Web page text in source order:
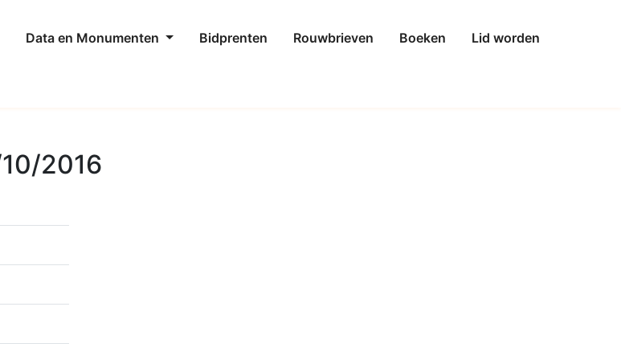
Data en Monumenten Bidprenten Rouwbrieven Boeken
Lid worden
2016